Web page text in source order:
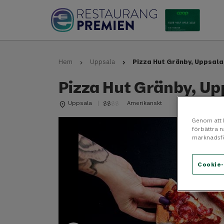
Hem Uppsala Pizza Hut Gränby, Uppsala
Pizza Hut Gränby,
place Uppsala $$ Amerikanskt
Genom att
förbättra